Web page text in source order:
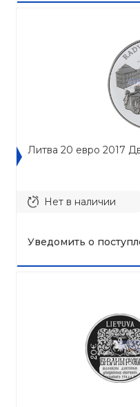
Литва 20 евро 2017
Нет в наличии
Уведомить о